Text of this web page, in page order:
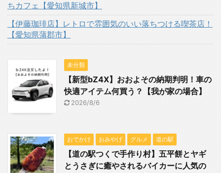
ちカフェ【愛知県新城市】
【伊藤珈琲店】レトロで雰囲気のいい落ちつける喫茶店！
【愛知県蒲郡市】
未分類
【新型bZ4X】おおよその納期判明！車の
快適アイテム何買う？【我が家の場合】
2026/8/6
おでかけ おみやげ グルメ 道の駅
【道の駅つくで手作り村】五平餅とヤギ
とうさぎに癒やされるバイカーに人気の